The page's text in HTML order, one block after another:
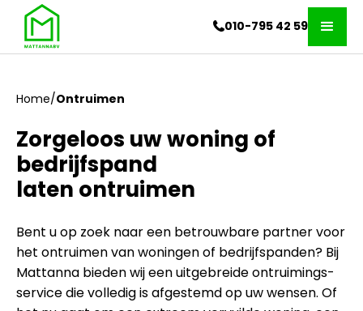
010-795 42 59
Home/Ontruimen
Zorgeloos uw woning of
bedrijfspand
laten ontruimen
Bent u op zoek naar een betrouwbare partner voor
het ontruimen van woningen of bedrijfspanden? Bij
Mattanna bieden wij een uitgebreide ontruimings-
service die volledig is afgestemd op uw wensen. Of